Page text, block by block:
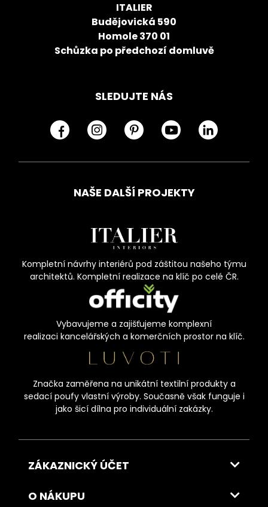
ITALIER
Budějovická 590
Homole 370 01
Schůzka po předchozí domluvě
SLEDUJTE NÁS
NAŠE DALŠÍ PROJEKTY
Kompletní návrhy interiérů pod záštitou našeho týmu
architektů. Kompletní realizace na klíč po celé ČR.
Vybavujeme a zajišťujeme komplexní
realizaci kancelářských a komerčních prostor na klíč.
Značka zaměřena na unikátní textilní produkty a
sedací poufy vlastní výroby. Současně však funguje i
jako šicí dílna pro individuální zakázky.
ZÁKAZNICKÝ ÚČET
O NÁKUPU